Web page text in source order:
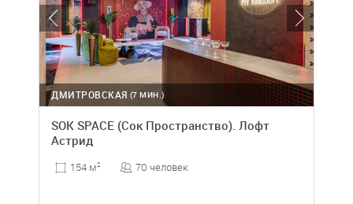
(7 МИН.)
ДМИТРОВСКАЯ
SOK SPACE (Сок Пространство). Лофт
Астрид
154 м2 70 человек